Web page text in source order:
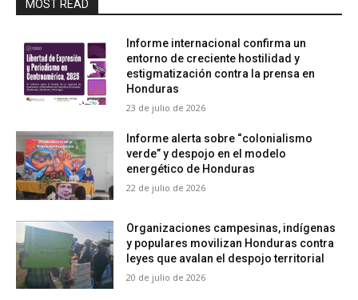
MOST READ
Informe internacional confirma un
entorno de creciente hostilidad y
estigmatización contra la prensa en
Honduras
23 de julio de 2026
Informe alerta sobre “colonialismo
verde” y despojo en el modelo
energético de Honduras
22 de julio de 2026
Organizaciones campesinas, indígenas
y populares movilizan Honduras contra
leyes que avalan el despojo territorial
20 de julio de 2026